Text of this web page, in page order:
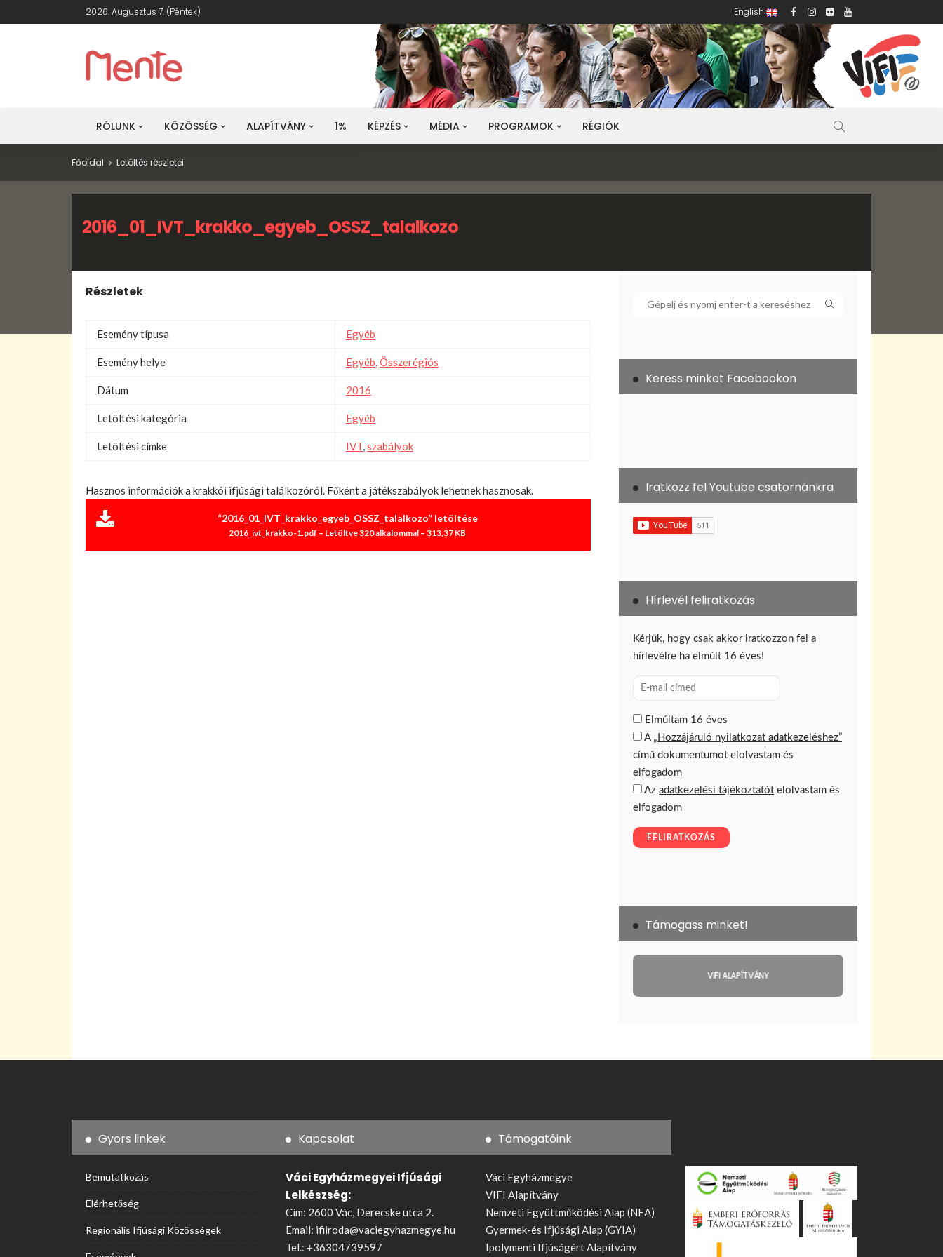
2026. Augusztus 7. (péntek) English
RÓLUNK KÖZÖSSÉG ALAPÍTVÁNY 1% KÉPZÉS MÉDIA PROGRAMOK RÉGIÓK
Főoldal Letöltés részletei
2016_01_IVT_krakko_egyeb_OSSZ_talalkozo
Részletek
Esemény típusa Egyéb
Esemény helye Egyéb,Összerégiós
Dátum 2016
Letöltési kategória Egyéb
Letöltési címke IVT,szabályok
Hasznos információk a krakkói ifjúsági találkozóról. Főként a játékszabályok lehetnek hasznosak.
“2016_01_IVT_krakko_egyeb_OSSZ_talalkozo” letöltése
2016_ivt_krakko-1.pdf – Letöltve 320 alkalommal – 313,37 KB
Keress minket Facebookon
Iratkozz fel Youtube csatornánkra
Hírlevél feliratkozás
Támogass minket!
VIFI ALAPÍTVÁNY
Gyors linkek
Bemutatkozás
Elérhetőség
Regionális Ifjúsági Közösségek
Kapcsolat
Váci Egyházmegyei Ifjúsági
Lelkészség:
Cím: 2600 Vác, Derecske utca 2.
Email: ifiiroda@vaciegyhazmegye.hu
Tel.: +36304739597
Támogatóink
Váci Egyházmegye
VIFI Alapítvány
Nemzeti Együttműködési Alap (NEA)
Gyermek-és Ifjúsági Alap (GYIA)
Ipolymenti Ifjúságért Alapítvány